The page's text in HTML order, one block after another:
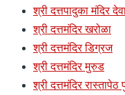
श्री दत्तपादुका मंदिर
श्री दत्तमंदिर खरोळा
श्री दत्तमंदिर डिग्रज
श्री दत्तमंदिर मुरुड
श्री दत्तमंदिर रास्तापेठ